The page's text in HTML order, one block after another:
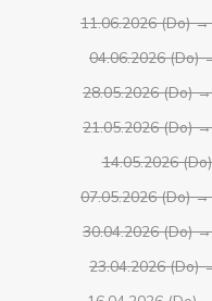
11.06.2026 (Do)
04.06.2026 (Do)
28.05.2026 (Do)
21.05.2026 (Do)
14.05.2026
07.05.2026 (Do)
30.04.2026 (Do)
23.04.2026 (Do)